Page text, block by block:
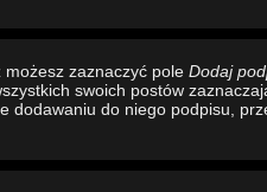
zaznaczyć pole Dodaj
swoich postów
dodawaniu do niego podpisu,